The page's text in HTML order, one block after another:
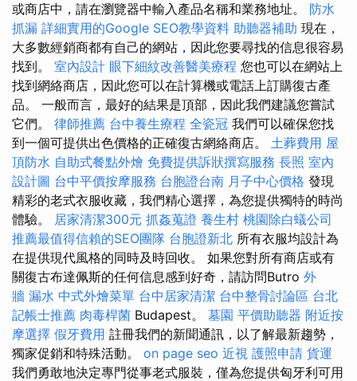
或商店中，請在瀏覽器中輸入產品名稱和業務地址。 防水
抓漏 詳細實用的Google SEO教學資料 助聽器補助 現在，
大多數經銷商都有自己的網站，因此您要尋找的信息很容易
找到。 室內設計 眼下細紋改善醫美療程 您也可以在網站上
找到網絡商店，因此您可以在計算機或電話上訂購復古產
品。 一般而言，最好的結果是頂部，因此我們建議您嘗試
它們。 律師推薦 台中養生療程 全瓷冠 我們可以確保您找
到一個可提供出色價格的正確復古網絡商店。 土葬費用 屋
頂防水 自助式餐點外燴 免費提供訴狀撰寫服務 長照 室內
設計圖 台中平價按摩服務 台胞證台南 月子中心價格 發現
精彩的老式衣服收藏，我們精心選擇，為您提供獨特的時尚
體驗。 居家清潔300元 抓姦蒐證 養生村 桃園除白蟻公司
推薦最值得信賴的SEO團隊 台胞證新北 所有衣服均設計為
在提供現代風格的同時及時回收。 如果您對所有商店或有
關復古布達佩斯的任何信息感到好奇，請訪問Butro 外
牆 漏水 中式外燴菜單 台中居家清潔 台中整骨討論區 台北
記帳士推薦 肉毒桿菌 Budapest。 墓園 平價助聽器 附近按
摩選擇 假牙費用 註冊我們的新聞通訊，以了解最新趨勢，
獨家促銷和特殊活動。 on page seo 近視 護照申請 貨運
我們勇敢地決定專門從事老式服裝，僅為您提供匈牙利可用